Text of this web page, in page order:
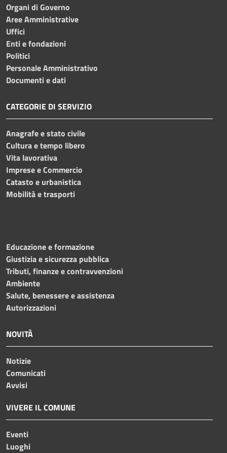
Organi di Governo
Aree Amministrative
Uffici
Enti e fondazioni
Politici
Personale Amministrativo
Documenti e dati
CATEGORIE DI SERVIZIO
Anagrafe e stato civile
Cultura e tempo libero
Vita lavorativa
Imprese e Commercio
Catasto e urbanistica
Mobilità e trasporti
Educazione e formazione
Giustizia e sicurezza pubblica
Tributi, finanze e contravvenzioni
Ambiente
Salute, benessere e assistenza
Autorizzazioni
NOVITÀ
Notizie
Comunicati
Avvisi
VIVERE IL COMUNE
Eventi
Luoghi